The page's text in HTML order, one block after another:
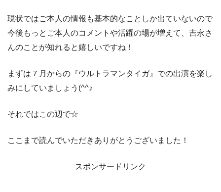
現状ではご本人の情報も基本的なことしか出ていないので
今後もっとご本人のコメントや活躍の場が増えて、吉永さ
んのことが知れると嬉しいですね！
まずは７月からの『ウルトラマンタイガ』での出演を楽し
みにしていましょう(^^♪
それではこの辺で☆
ここまで読んでいただきありがとうございました！
スポンサードリンク